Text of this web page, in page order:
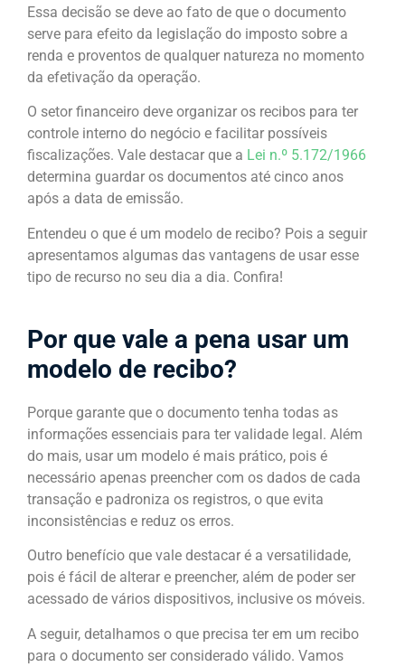
Essa decisão se deve ao fato de que o documento
serve para efeito da legislação do imposto sobre a
renda e proventos de qualquer natureza no momento
da efetivação da operação.
O setor financeiro deve organizar os recibos para ter
controle interno do negócio e facilitar possíveis
fiscalizações. Vale destacar que a Lei n.º 5.172/1966
determina guardar os documentos até cinco anos
após a data de emissão.
Entendeu o que é um modelo de recibo? Pois a seguir
apresentamos algumas das vantagens de usar esse
tipo de recurso no seu dia a dia. Confira!
Por que vale a pena usar um
modelo de recibo?
Porque garante que o documento tenha todas as
informações essenciais para ter validade legal. Além
do mais, usar um modelo é mais prático, pois é
necessário apenas preencher com os dados de cada
transação e padroniza os registros, o que evita
inconsistências e reduz os erros.
Outro benefício que vale destacar é a versatilidade,
pois é fácil de alterar e preencher, além de poder ser
acessado de vários dispositivos, inclusive os móveis.
A seguir, detalhamos o que precisa ter em um recibo
para o documento ser considerado válido. Vamos